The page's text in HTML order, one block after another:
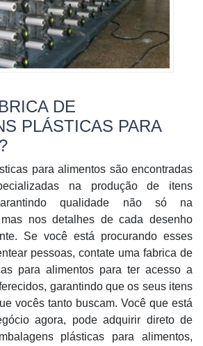
DE
PLÁSTICAS PARA
para alimentos são encontradas
na produção de itens
qualidade não só na
nos detalhes de cada desenho
Se você está procurando esses
pessoas, contate uma fabrica de
para alimentos para ter acesso a
garantindo que os seus itens
vocês tanto buscam. Você que está
agora, pode adquirir direto de
plásticas para alimentos,